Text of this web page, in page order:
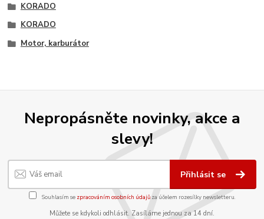
KORADO
KORADO
Motor, karburátor
Nepropásněte novinky, akce a
slevy!
Přihlásit se
Souhlasím se zpracováním osobních údajůza účelem rozesílky newsletteru.
Můžete se kdykoli odhlásit. Zasíláme jednou za 14 dní.